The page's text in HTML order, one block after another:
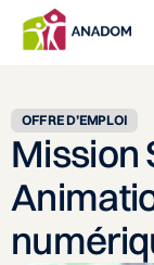
OFFRE D’EMPLOI
Mission